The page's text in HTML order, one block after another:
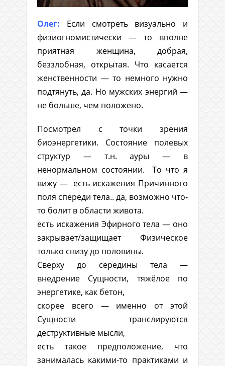
Олег:
Если смотреть визуально и
физиогномистически — то вполне
приятная женщина, добрая,
беззлобная, открытая. Что касается
женственности — то немного нужно
подтянуть, да. Но мужских энергий —
не больше, чем положено.
Посмотрел с точки зрения
биоэнергетики. Состояние полевых
структур — т.н. ауры — в
ненормальном состоянии. То что я
вижу — есть искажения Причинного
поля спереди тела.. да, возможно что-
то болит в области живота.
есть искажения Эфирного тела — оно
закрывает/защищает Физическое
только снизу до половины.
Сверху до середины тела —
внедрение Сущности, тяжёлое по
энергетике, как бетон,
скорее всего — именно от этой
Сущности транслируются
деструктивные мысли,
есть такое предположение, что
занималась какими-то практиками и